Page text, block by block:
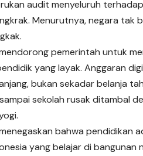
audit menyeluruh
Menurutnya, negara tak
pemerintah untuk
yang layak. Anggaran
bukan sekadar belanja
sekolah rusak ditambal
bahwa pendidikan
yang belajar di